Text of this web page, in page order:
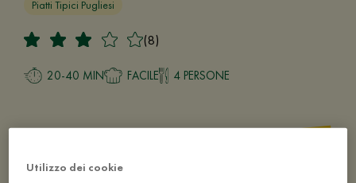
Piatti Tipici Pugliesi
(8)
20-40 MIN FACILE 4 PERSONE
Utilizzo dei cookie